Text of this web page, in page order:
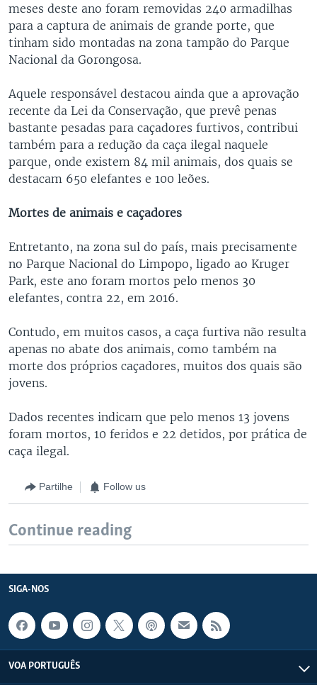
meses deste ano foram removidas 240 armadilhas
para a captura de animais de grande porte, que
tinham sido montadas na zona tampão do Parque
Nacional da Gorongosa.
Aquele responsável destacou ainda que a aprovação
recente da Lei da Conservação, que prevê penas
bastante pesadas para caçadores furtivos, contribui
também para a redução da caça ilegal naquele
parque, onde existem 84 mil animais, dos quais se
destacam 650 elefantes e 100 leões.
Mortes de animais e caçadores
Entretanto, na zona sul do país, mais precisamente
no Parque Nacional do Limpopo, ligado ao Kruger
Park, este ano foram mortos pelo menos 30
elefantes, contra 22, em 2016.
Contudo, em muitos casos, a caça furtiva não resulta
apenas no abate dos animais, como também na
morte dos próprios caçadores, muitos dos quais são
jovens.
Dados recentes indicam que pelo menos 13 jovens
foram mortos, 10 feridos e 22 detidos, por prática de
caça ilegal.
Partilhe Follow us
Continue reading
SIGA-NOS
VOA PORTUGUÊS